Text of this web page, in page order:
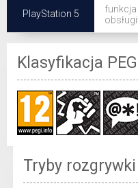
PlayStation 5
funkcja
Klasyfikacja PEGI
Tryby rozgrywki